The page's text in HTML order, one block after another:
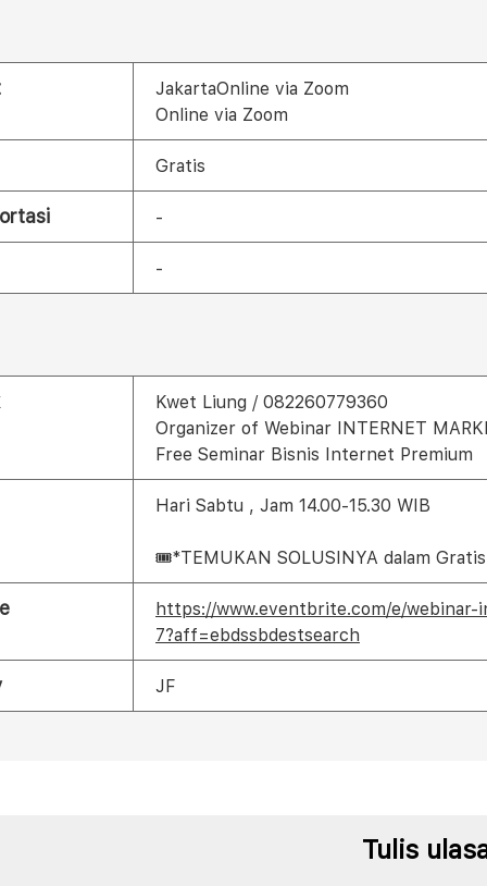
JakartaOnline via Zoom
Online via Zoom
Gratis
-
-
Kwet Liung / 082260779360
Organizer of Webinar INTERNET
Free Seminar Bisnis Internet Premium
Hari Sabtu , Jam 14.00-15.30 WIB
🎟*TEMUKAN SOLUSINYA dalam
https://www.eventbrite.com/e/
7?aff=ebdssbdestsearch
JF
Tulis